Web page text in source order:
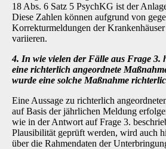
18 Abs. 6 Satz 5 PsychKG ist der
Diese Zahlen können aufgrund von
Korrekturmeldungen der
variieren.
4. In wie vielen der Fälle aus Frage 3.
eine richterlich angeordnete
wurde eine solche Maßnahme
Eine Aussage zu richterlich
auf Basis der jährlichen Meldung
wie in der Antwort auf Frage 3.
Plausibilität geprüft werden, wird auch
über die Rahmendaten der